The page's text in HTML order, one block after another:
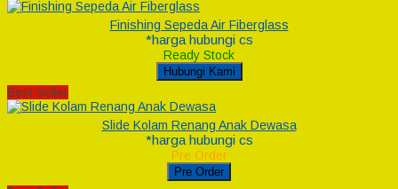
Finishing Sepeda Air Fiberglass
*harga hubungi cs
Ready Stock
Hubungi Kami
Best Seller
Slide Kolam Renang Anak Dewasa
*harga hubungi cs
Pre Order
Pre Order